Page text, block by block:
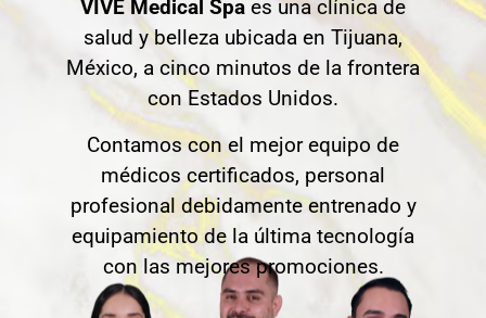
VIVE Medical Spa es una clínica de
salud y belleza ubicada en Tijuana,
México, a cinco minutos de la frontera
con Estados Unidos.
Contamos con el mejor equipo de
médicos certificados, personal
profesional debidamente entrenado y
equipamiento de la última tecnología
con las mejores promociones.